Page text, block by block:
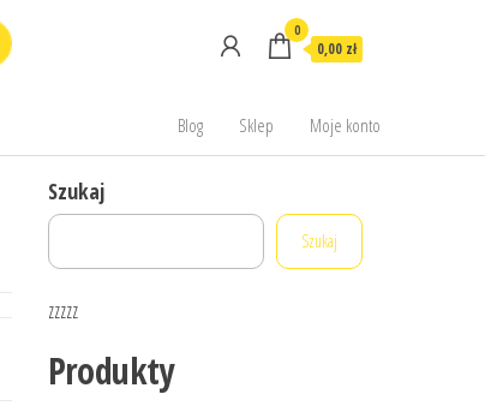
0
0,00 zł
Blog Sklep Moje konto
Szukaj
Szukaj
zzzzz
Produkty